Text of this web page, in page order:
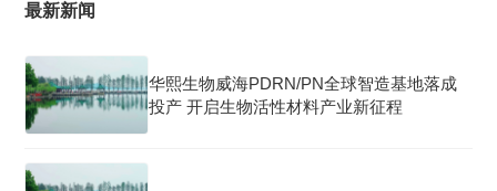
最新新闻
华熙生物威海PDRN/PN全球智造基地落成
投产 开启生物活性材料产业新征程